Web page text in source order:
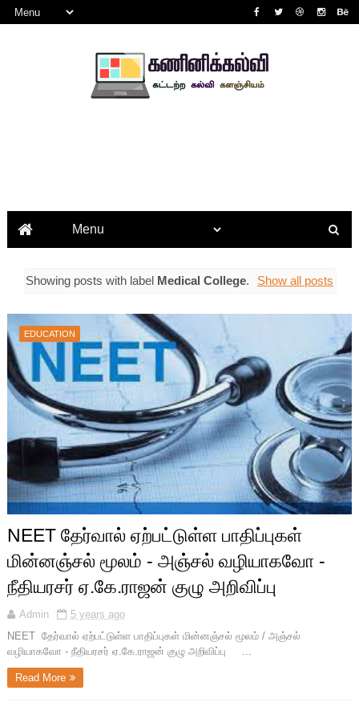
Showing posts with label Medical College. Show all posts
EDUCATION
NEET தேர்வால் ஏற்பட்டுள்ள பாதிப்புகள்
மின்னஞ்சல் மூலம் - அஞ்சல் வழியாகவோ -
நீதியரசர் ஏ.கே.ராஜன் குழு அறிவிப்பு
Admin
5 years ago
NEET தேர்வால் ஏற்பட்டுள்ள பாதிப்புகள் மின்னஞ்சல் மூலம் / அஞ்சல்
வழியாகவோ - நீதியரசர் ஏ.கே.ராஜன் குழு அறிவிப்பு ...
Read More